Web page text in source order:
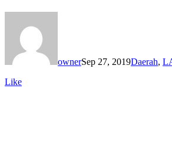
ownerSep 27, 2019Daerah,
Like